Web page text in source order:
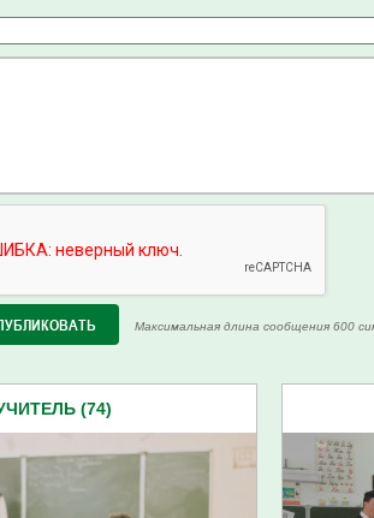
Максимальная длина сообщения 600
(74)